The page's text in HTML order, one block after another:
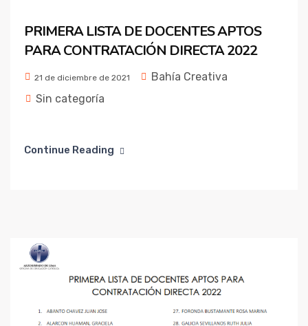
PRIMERA LISTA DE DOCENTES APTOS
PARA CONTRATACIÓN DIRECTA 2022
21 de diciembre de 2021
Bahía Creativa
Sin categoría
Continue Reading